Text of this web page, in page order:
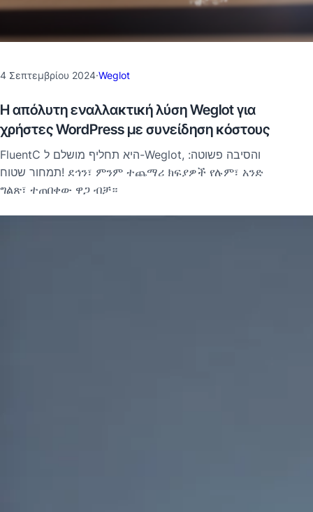
4 Σεπτεμβρίου 2024·Weglot
Η απόλυτη εναλλακτική λύση Weglot για
χρήστες WordPress με συνείδηση κόστους
FluentC היא תחליף מושלם ל-Weglot, והסיבה פשוטה:
תמחור שטוח! ደኅን፣ ምንም ተጨማሪ ክፍያዎች የሉም፣ አንድ
ግልጽ፣ ተጠበቀው ዋጋ ብቻ።